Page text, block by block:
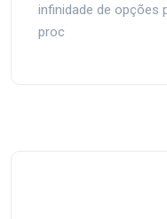
infinidade de opções
proc